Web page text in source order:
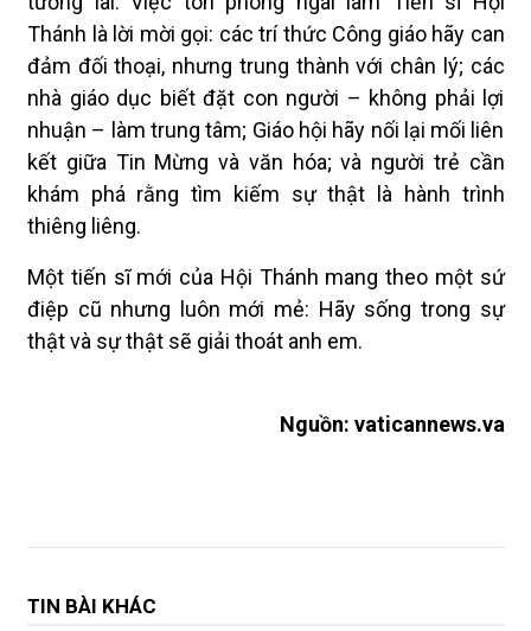
Thánh là lời mời gọi: các trí thức Công giáo hãy can
đảm đối thoại, nhưng trung thành với chân lý; các
nhà giáo dục biết đặt con người – không phải lợi
nhuận – làm trung tâm; Giáo hội hãy nối lại mối liên
kết giữa Tin Mừng và văn hóa; và người trẻ cần
khám phá rằng tìm kiếm sự thật là hành trình
thiêng liêng.
Một tiến sĩ mới của Hội Thánh mang theo một sứ
điệp cũ nhưng luôn mới mẻ: Hãy sống trong sự
thật và sự thật sẽ giải thoát anh em.
Nguồn: vaticannews.va
TIN BÀI KHÁC